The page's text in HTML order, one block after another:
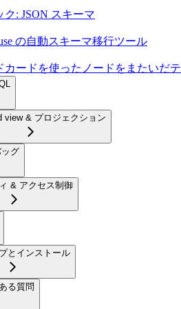
ク: JSON スキーマ
の自動スキーマ移行ツール
カードを使ったノードをまたいだ
view & プロジェクション
グ
& アクセス制御
とインストール
る質問